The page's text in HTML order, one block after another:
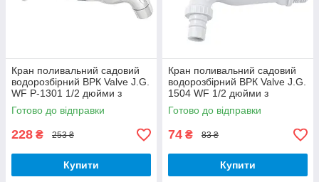
Кран поливальний садовий
водорозбірний ВРК Valve J.G.
WF Р-1301 1/2 дюйми з
аератором 18,5 см пластик
хром
Готово до відправки
228 ₴ 253 ₴
Купити
Кран поливальний садовий
водорозбірний ВРК Valve J.G.
1504 WF 1/2 дюйми з
аератором 10,5 см пластик
білий
Готово до відправки
74 ₴ 83 ₴
Купити